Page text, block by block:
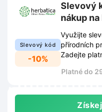
Slevový kód
-10%
Slevový
nákup
Využijte
přírodních
Zadejte
Platné do